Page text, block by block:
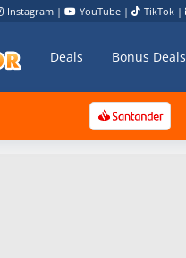
Instagram | YouTube | TikTok |
Deals Bonus Deals